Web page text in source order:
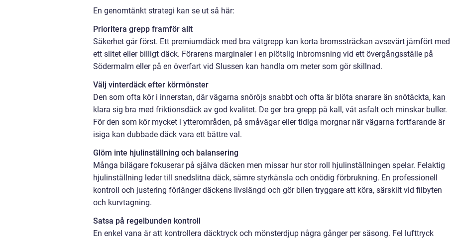
En genomtänkt strategi kan se ut så här:
Prioritera grepp framför allt
Säkerhet går först. Ett premiumdäck med bra våtgrepp kan korta bromssträckan avsevärt jämfört med
ett slitet eller billigt däck. Förarens marginaler i en plötslig inbromsning vid ett övergångsställe på
Södermalm eller på en överfart vid Slussen kan handla om meter som gör skillnad.
Välj vinterdäck efter körmönster
Den som ofta kör i innerstan, där vägarna snöröjs snabbt och ofta är blöta snarare än snötäckta, kan
klara sig bra med friktionsdäck av god kvalitet. De ger bra grepp på kall, våt asfalt och minskar buller.
För den som kör mycket i ytterområden, på småvägar eller tidiga morgnar när vägarna fortfarande är
isiga kan dubbade däck vara ett bättre val.
Glöm inte hjulinställning och balansering
Många bilägare fokuserar på själva däcken men missar hur stor roll hjulinställningen spelar. Felaktig
hjulinställning leder till snedslitna däck, sämre styrkänsla och onödig förbrukning. En professionell
kontroll och justering förlänger däckens livslängd och gör bilen tryggare att köra, särskilt vid filbyten
och kurvtagning.
Satsa på regelbunden kontroll
En enkel vana är att kontrollera däcktryck och mönsterdjup några gånger per säsong. Fel lufttryck